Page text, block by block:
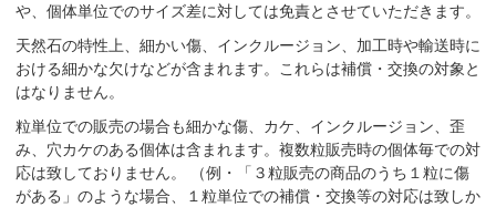
や、個体単位でのサイズ差に対しては免責とさせていただきます。
天然石の特性上、細かい傷、インクルージョン、加工時や輸送時に
おける細かな欠けなどが含まれます。これらは補償・交換の対象と
はなりません。
粒単位での販売の場合も細かな傷、カケ、インクルージョン、歪
み、穴カケのある個体は含まれます。複数粒販売時の個体毎での対
応は致しておりません。 （例・「３粒販売の商品のうち１粒に傷
がある」のような場合、１粒単位での補償・交換等の対応は致しか